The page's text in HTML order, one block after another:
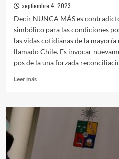
septiembre 4, 2023
Decir NUNCA MÁS es
simbólico para las condiciones
las vidas cotidianas de la
llamado Chile. Es invocar
pos de la una forzada
Leer másLeer
La
hipocresía
del